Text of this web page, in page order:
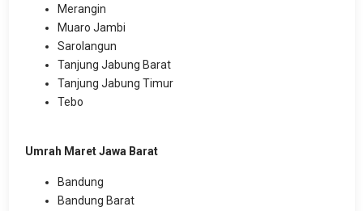
Merangin
Muaro Jambi
Sarolangun
Tanjung Jabung Barat
Tanjung Jabung Timur
Tebo
Umrah Maret Jawa Barat
Bandung
Bandung Barat